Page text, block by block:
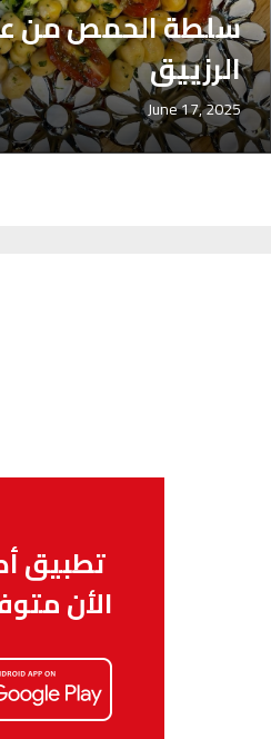
سلطة الحمص من
الرزييق
June 17, 2025
تطبيق
الأن